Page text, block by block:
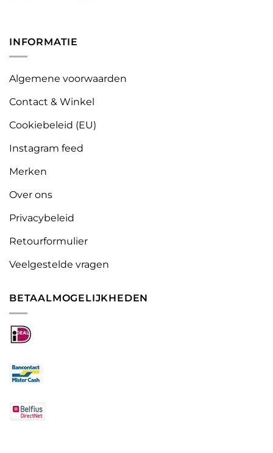
INFORMATIE
Algemene voorwaarden
Contact & Winkel
Cookiebeleid (EU)
Instagram feed
Merken
Over ons
Privacybeleid
Retourformulier
Veelgestelde vragen
BETAALMOGELIJKHEDEN